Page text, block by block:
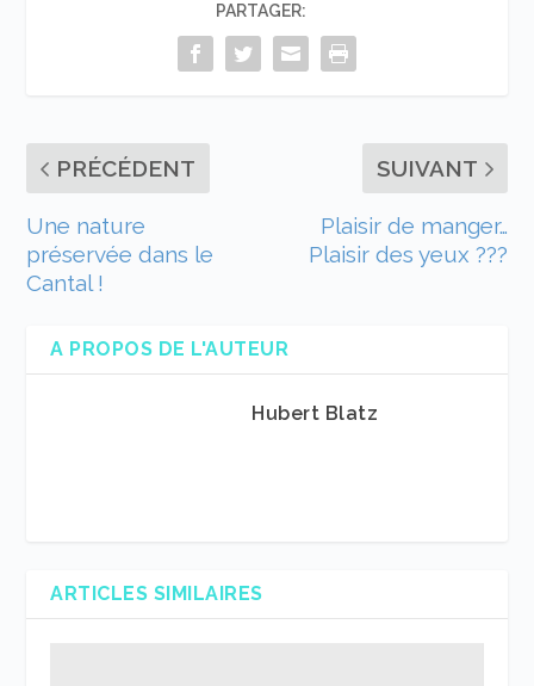
PARTAGER:
PRÉCÉDENT
Une nature
préservée dans le
Cantal !
SUIVANT
Plaisir de manger…
Plaisir des yeux ???
A PROPOS DE L'AUTEUR
Hubert Blatz
ARTICLES SIMILAIRES